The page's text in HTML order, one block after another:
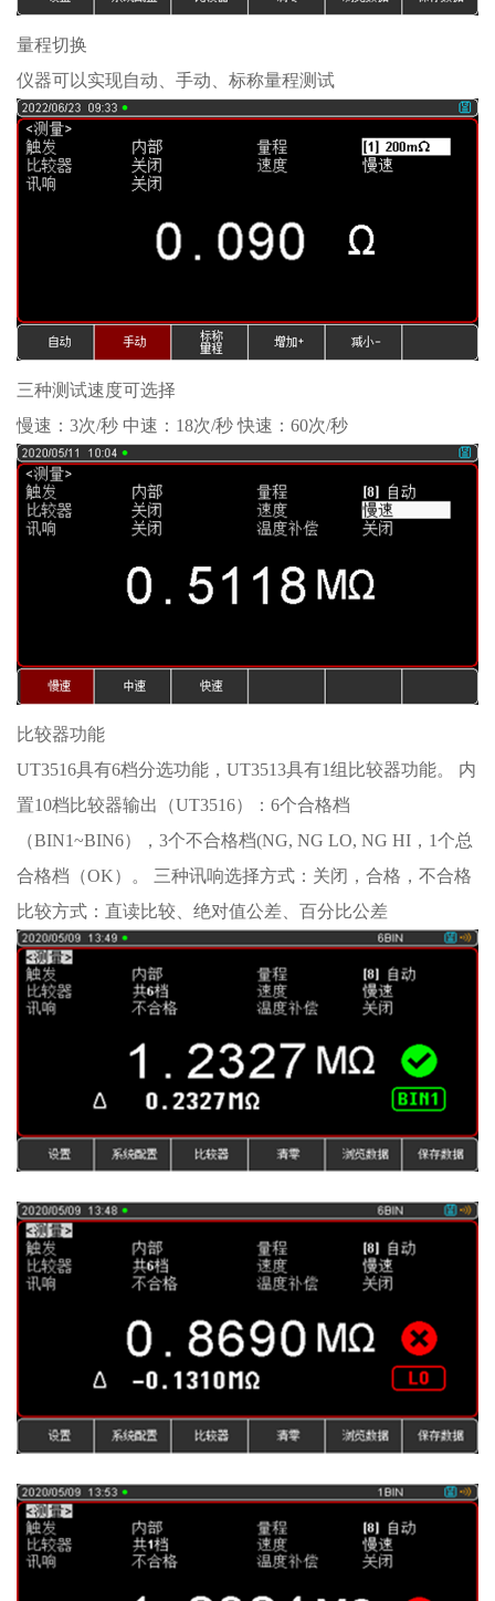
量程切换
仪器可以实现自动、手动、标称量程测试
三种测试速度可选择
慢速：3次/秒 中速：18次/秒 快速：60次/秒
比较器功能
UT3516具有6档分选功能，UT3513具有1组比较器功能。 内
置10档比较器输出（UT3516）：6个合格档
（BIN1~BIN6），3个不合格档(NG, NG LO, NG HI，1个总
合格档（OK）。 三种讯响选择方式：关闭，合格，不合格
比较方式：直读比较、绝对值公差、百分比公差